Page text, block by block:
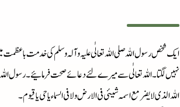
ایک شخص رسول اللہ صلی اللہ تعالٰی علیہ وآلہ وسلم کی خدمت
نہیں لگتا۔ اللہ تعالٰی سے میرے لئے دعائے صحت فرمائیے۔ رسول اللہ
اللہ الذی لایضر مع اسمہ شیئی فی الارض ولا فی السماء یاحی یا قیوم۔